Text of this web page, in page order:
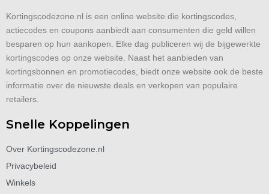
Kortingscodezone.nl is een online website die kortingscodes,
actiecodes en coupons aanbiedt aan consumenten die geld willen
besparen op hun aankopen. Elke dag publiceren wij de bijgewerkte
kortingscodes op onze website. Naast het aanbieden van
kortingsbonnen en promotiecodes, biedt onze website ook de beste
informatie over de nieuwste deals en verkopen van populaire
retailers.
Snelle Koppelingen
Over Kortingscodezone.nl
Privacybeleid
Winkels